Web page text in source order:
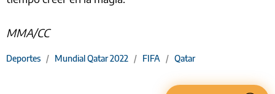
MMA/CC
Deportes / Mundial Qatar 2022 / FIFA / Qatar